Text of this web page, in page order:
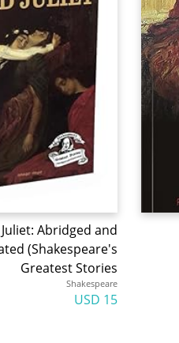
Abridged and
(Shakespeare's
Greatest Stories
Shakespeare
15 USD